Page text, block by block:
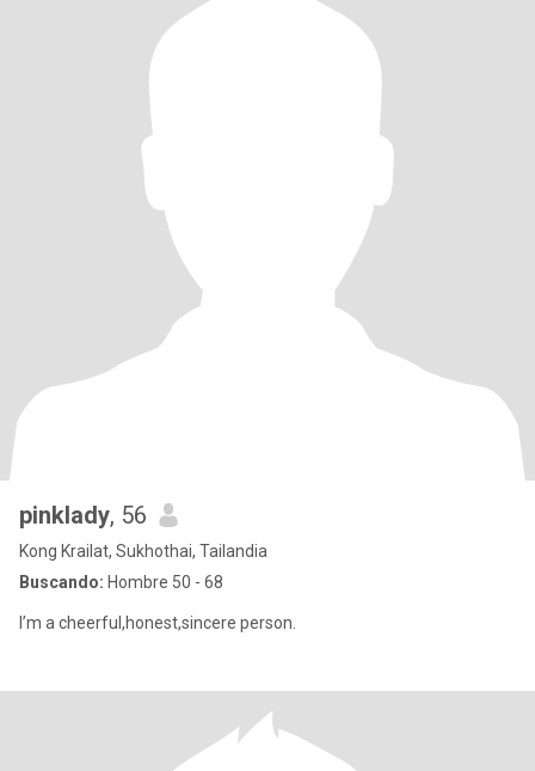
pinklady, 56
Kong Krailat, Sukhothai, Tailandia
Buscando: Hombre 50 - 68
I’m a cheerful,honest,sincere person.